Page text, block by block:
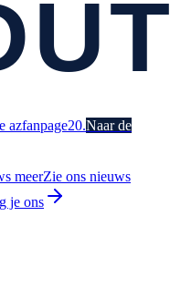
azfanpage20.Naar de
meerZie ons nieuws
je ons